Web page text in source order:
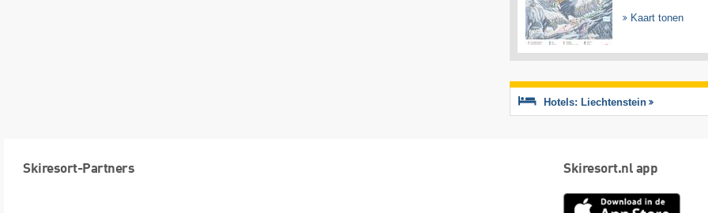
Kaart tonen
Hotels: Liechtenstein
Skiresort-Partners Skiresort.nl app
App